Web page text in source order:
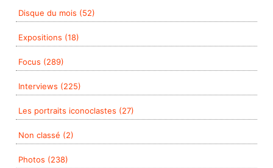
Disque du mois (52)
Expositions (18)
Focus (289)
Interviews (225)
Les portraits iconoclastes (27)
Non classé (2)
Photos (238)